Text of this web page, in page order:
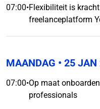
07:00•Flexibiliteit is
freelanceplatform
MAANDAG • 25 JAN
07:00•Op maat
professionals